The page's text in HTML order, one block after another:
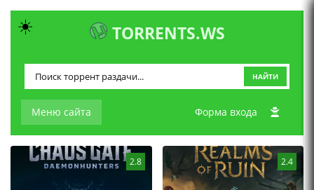
TORRENTS.WS
Меню сайта
НАЙТИ
Форма входа
2.8 2.4
☀️